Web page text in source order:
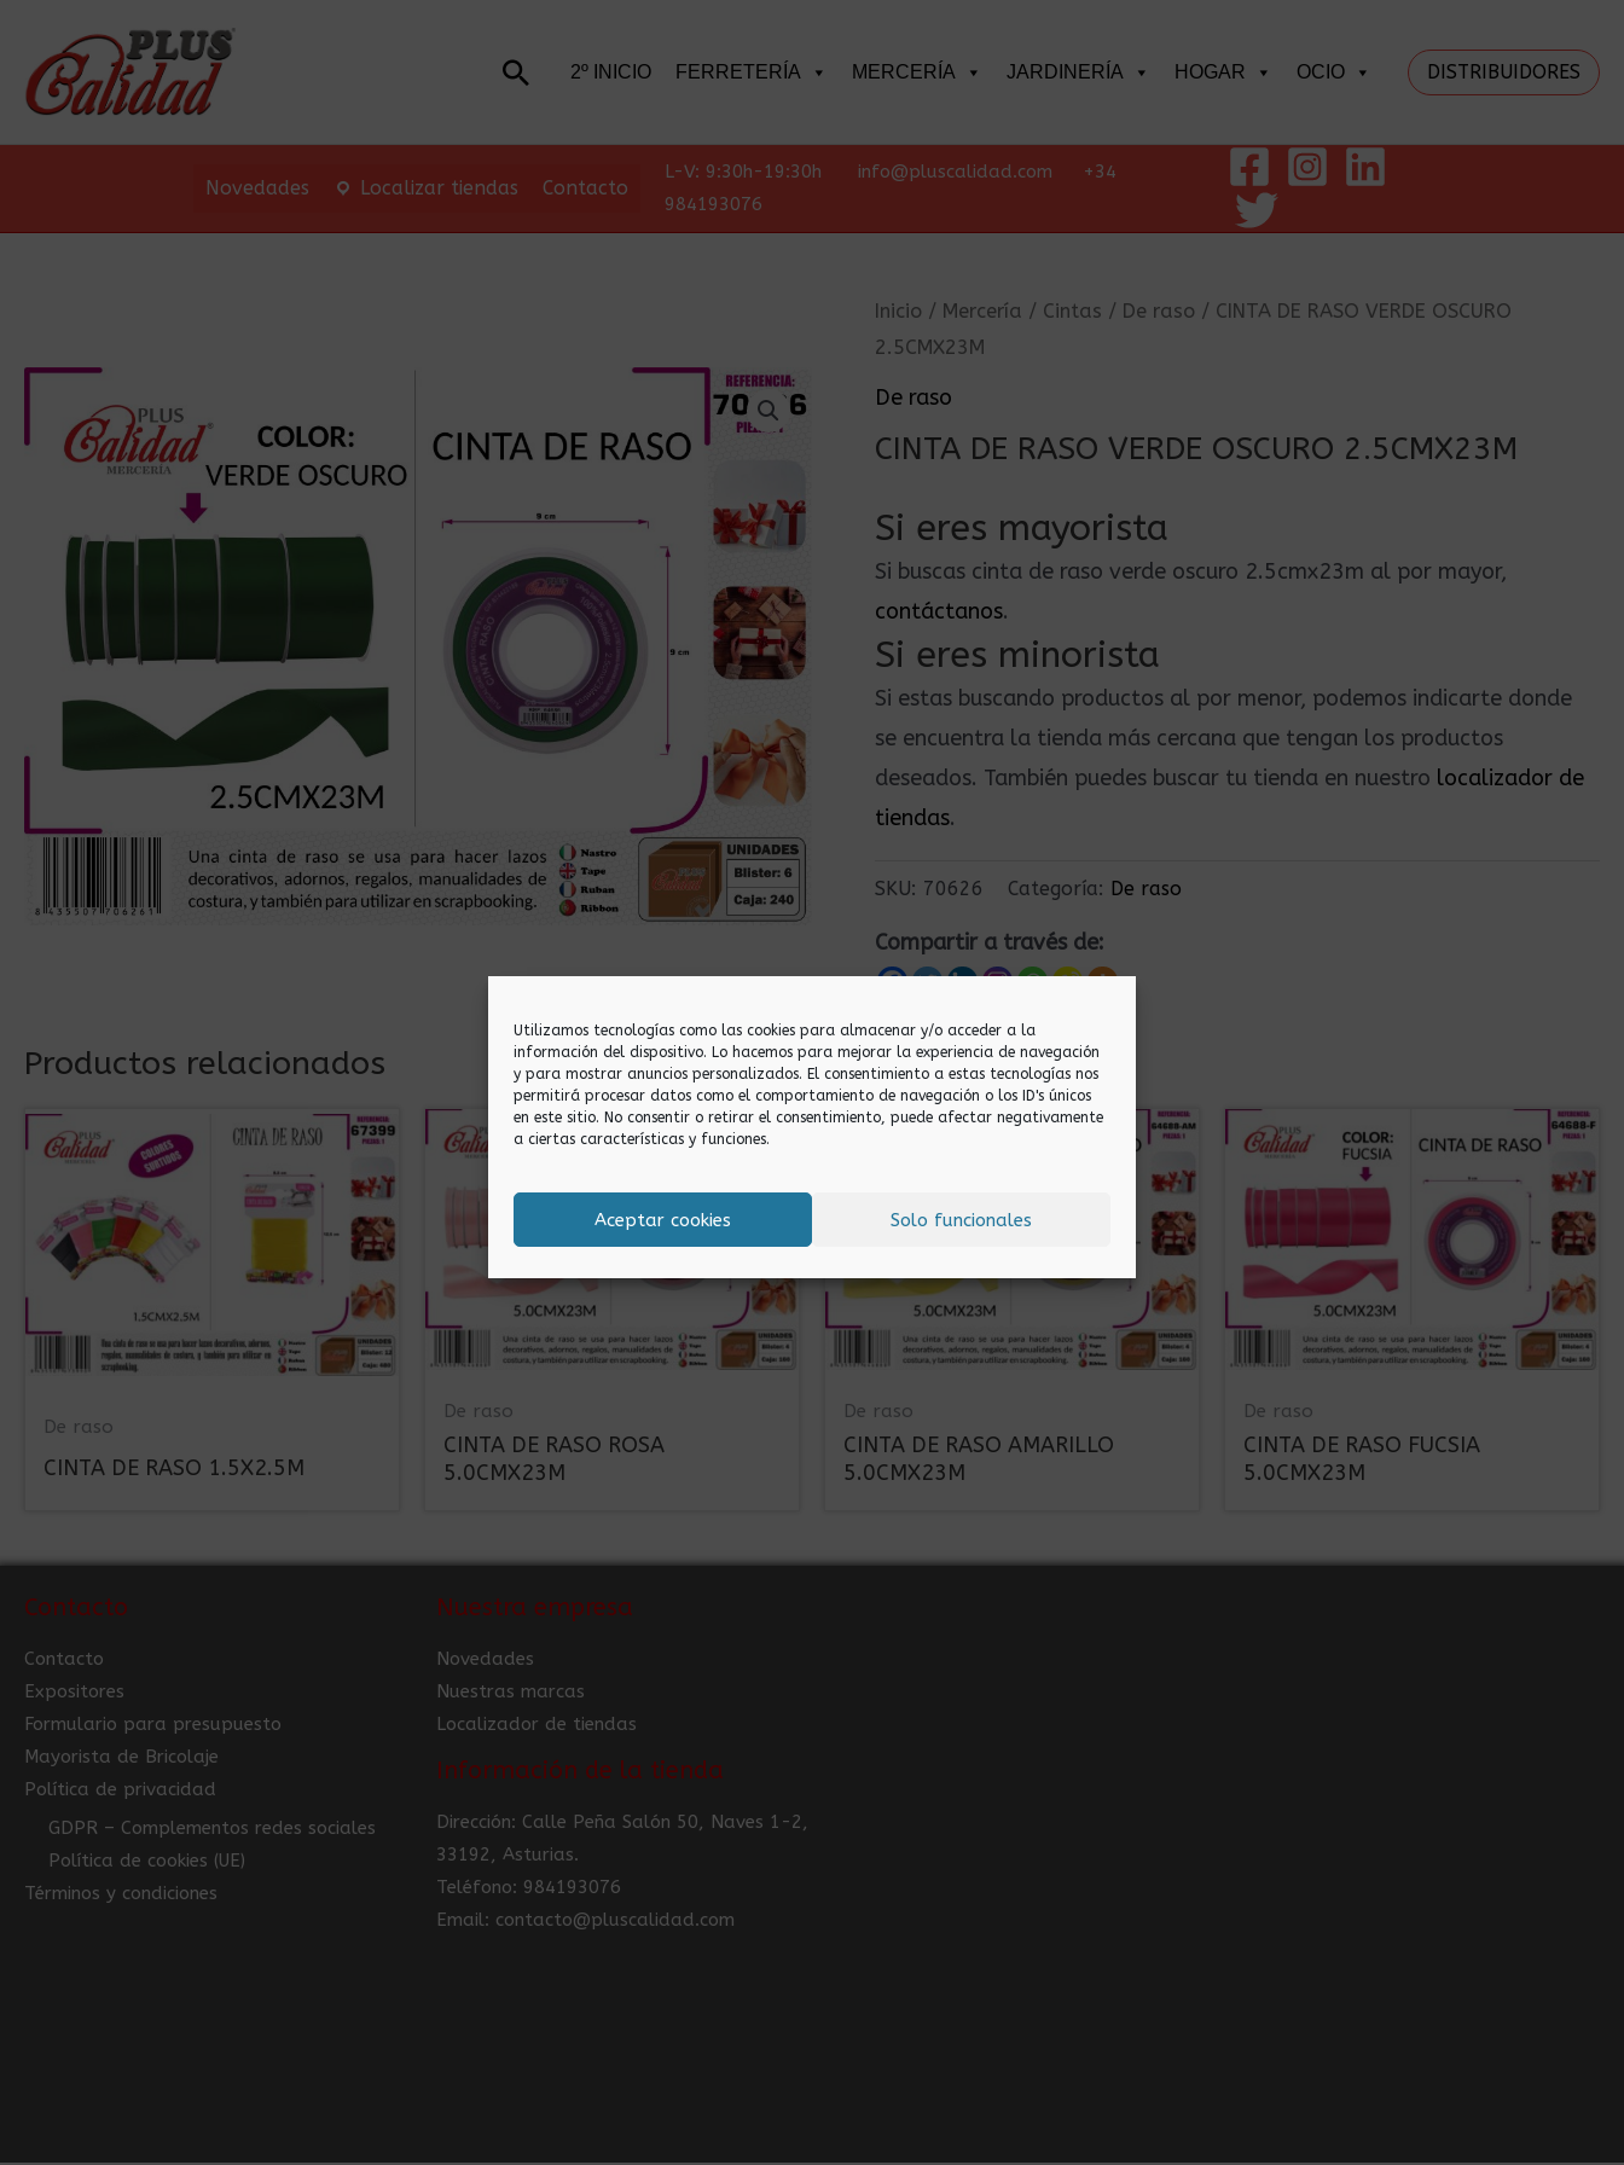
Utilizamos tecnologías como las cookies para almacenar y/o acceder a la
información del dispositivo. Lo hacemos para mejorar la experiencia de navegación
y para mostrar anuncios personalizados. El consentimiento a estas tecnologías nos
permitirá procesar datos como el comportamiento de navegación o los ID's únicos
en este sitio. No consentir o retirar el consentimiento, puede afectar negativamente
a ciertas características y funciones.
Aceptar cookies Solo funcionales
Buscar2º INICIO FERRETERÍA MERCERÍA JARDINERÍA HOGAR OCIO DISTRIBUIDORES
Novedades Localizar tiendas Contacto
L-V: 9:30h-19:30h info@pluscalidad.com
+34
984193076
Inicio / Mercería / Cintas / De raso / CINTA DE RASO VERDE OSCURO
2.5CMX23M
De raso
CINTA DE RASO VERDE OSCURO 2.5CMX23M
Si eres mayorista
Si buscas cinta de raso verde oscuro 2.5cmx23m al por mayor,
contáctanos.
Si eres minorista
Si estas buscando productos al por menor, podemos indicarte donde
se encuentra la tienda más cercana que tengan los productos
deseados. También puedes buscar tu tienda en nuestro localizador de
tiendas.
SKU: 70626 Categoría: De raso
Compartir a través de:
Productos relacionados
De raso
CINTA DE RASO 1.5X2.5M
De raso
CINTA DE RASO ROSA
5.0CMX23M
De raso
CINTA DE RASO AMARILLO
5.0CMX23M
De raso
CINTA DE RASO FUCSIA
5.0CMX23M
Contacto
Contacto
Expositores
Formulario para presupuesto
Mayorista de Bricolaje
Política de privacidad
GDPR – Complementos redes sociales
Política de cookies (UE)
Términos y condiciones
Nuestra empresa
Novedades
Nuestras marcas
Localizador de tiendas
Información de la tienda
Dirección: Calle Peña Salón 50, Naves 1-2,
33192, Asturias.
Teléfono: 984193076
Email: contacto@pluscalidad.com